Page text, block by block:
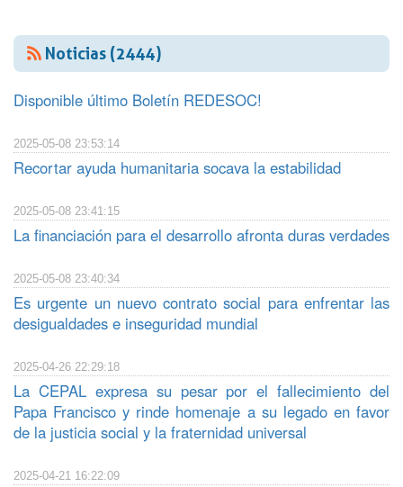
Noticias (2444)
Disponible último Boletín REDESOC!
2025-05-08 23:53:14
Recortar ayuda humanitaria socava la estabilidad
2025-05-08 23:41:15
La financiación para el desarrollo afronta duras verdades
2025-05-08 23:40:34
Es urgente un nuevo contrato social para enfrentar las
desigualdades e inseguridad mundial
2025-04-26 22:29:18
La CEPAL expresa su pesar por el fallecimiento del
Papa Francisco y rinde homenaje a su legado en favor
de la justicia social y la fraternidad universal
2025-04-21 16:22:09